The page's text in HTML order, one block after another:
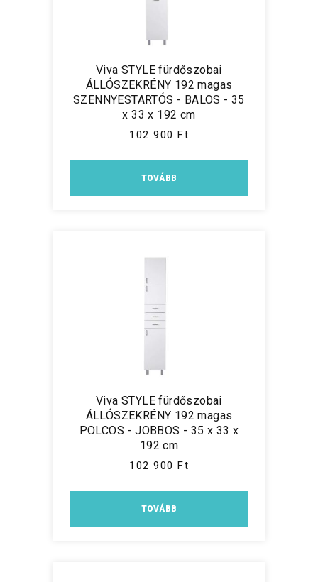
Viva STYLE fürdőszobai
ÁLLÓSZEKRÉNY 192 magas
SZENNYESTARTÓS - BALOS - 35
x 33 x 192 cm
102 900 Ft
TOVÁBB
Viva STYLE fürdőszobai
ÁLLÓSZEKRÉNY 192 magas
POLCOS - JOBBOS - 35 x 33 x
192 cm
102 900 Ft
TOVÁBB